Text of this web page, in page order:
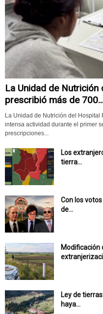
La Unidad de
prescribió más de
La Unidad de Nutrición del
intensa actividad durante el primer
prescripciones...
Los
tierra...
Con los
de...
Modificación
Ley de
haya...